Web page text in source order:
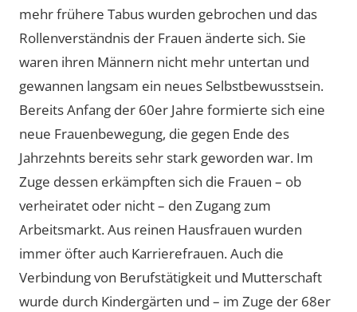
mehr frühere Tabus wurden gebrochen und das
Rollenverständnis der Frauen änderte sich. Sie
waren ihren Männern nicht mehr untertan und
gewannen langsam ein neues Selbstbewusstsein.
Bereits Anfang der 60er Jahre formierte sich eine
neue Frauenbewegung, die gegen Ende des
Jahrzehnts bereits sehr stark geworden war. Im
Zuge dessen erkämpften sich die Frauen – ob
verheiratet oder nicht – den Zugang zum
Arbeitsmarkt. Aus reinen Hausfrauen wurden
immer öfter auch Karrierefrauen. Auch die
Verbindung von Berufstätigkeit und Mutterschaft
wurde durch Kindergärten und – im Zuge der 68er